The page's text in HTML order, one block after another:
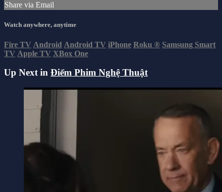
Share via Email
Watch anywhere, anytime
Fire TV Android Android TV iPhone Roku ® Samsung Smart
TV Apple TV XBox One
Up Next in Điểm Phim Nghệ Thuật